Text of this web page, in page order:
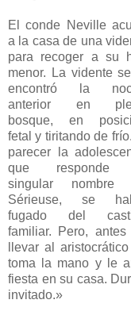
El conde Neville
a la casa de una
para recoger a su
menor. La vidente
encontró la
anterior en
bosque, en
fetal y tiritando de frío.
parecer la
que responde
singular nombre
Sérieuse, se
fugado del
familiar. Pero, antes
llevar al
toma la mano y le
fiesta en su casa.
invitado.»